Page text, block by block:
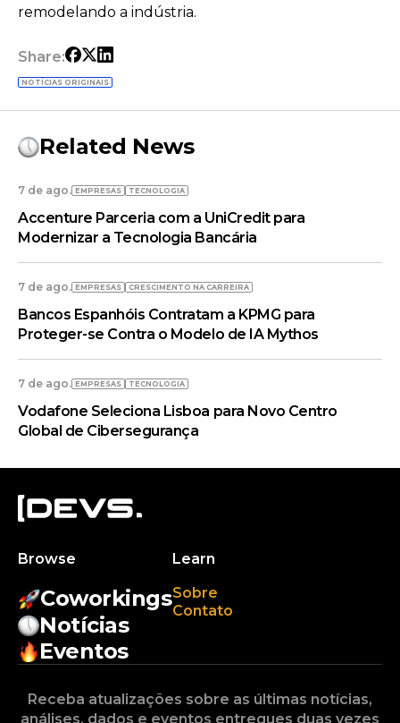
remodelando a indústria.
Share:
NOTÍCIAS ORIGINAIS
Related News
7 de ago. EMPRESAS TECNOLOGIA
Accenture Parceria com a UniCredit para
Modernizar a Tecnologia Bancária
7 de ago. EMPRESAS CRESCIMENTO NA CARREIRA
Bancos Espanhóis Contratam a KPMG para
Proteger-se Contra o Modelo de IA Mythos
7 de ago. EMPRESAS TECNOLOGIA
Vodafone Seleciona Lisboa para Novo Centro
Global de Cibersegurança
Browse
Coworkings
Notícias
Eventos
Learn
Sobre
Contato
Receba atualizações sobre as últimas notícias,
análises, dados e eventos entregues duas vezes